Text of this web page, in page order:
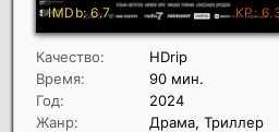
Качество:
HDrip
Время:
90 мин.
Год:
2024
Жанр:
Драма, Триллер